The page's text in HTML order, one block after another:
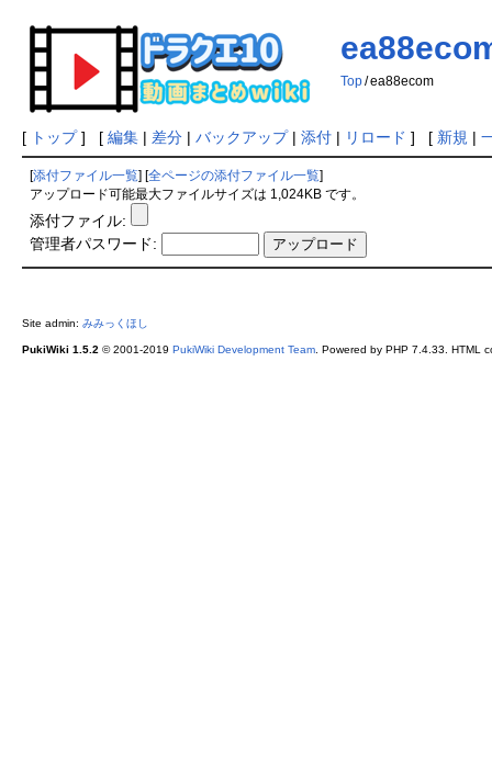
Top /ea88ecom
[ トップ] [ 編集| 差分| バックアップ| 添付| リロード ] [ 新規 |
添付ファイル一覧 全ページの添付ファイル一覧
アップロード可能最大ファイルサイズは 1,024KB です。
添付ファイル:
管理者パスワード:
Site admin: みみっくほし
PukiWiki 1.5.2 © 2001-2019 PukiWiki Development Team. Powered by PHP 7.4.33. HTML